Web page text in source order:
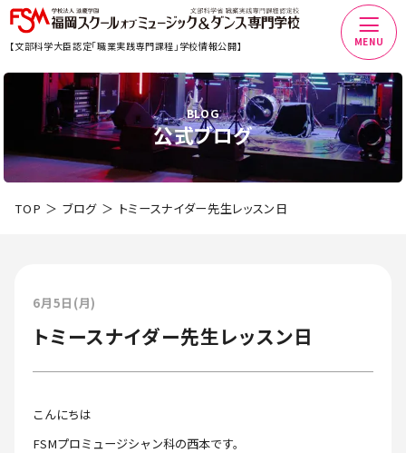
【文部科学大臣認定「職業実践専門課程」学校情報公開】 MENU
BLOG
公式ブログ
TOP ブログ トミースナイダー先生レッスン日
6月5日(月)
トミースナイダー先生レッスン日
こんにちは
FSMプロミュージシャン科の西本です。